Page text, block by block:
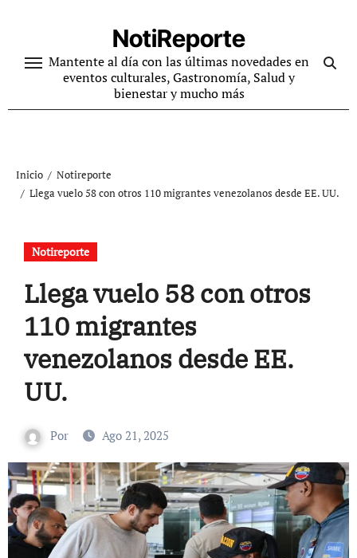
contenido
NotiReporte
Mantente al día con las últimas novedades en
eventos culturales, Gastronomía, Salud y
bienestar y mucho más
Inicio
Notireporte
Llega vuelo 58 con otros 110 migrantes venezolanos desde EE. UU.
Notireporte
Llega vuelo 58 con otros
110 migrantes
venezolanos desde EE.
UU.
Por Ago 21, 2025